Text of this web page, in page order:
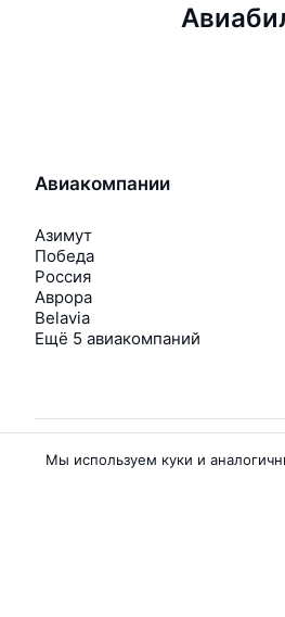
Авиакомпании
Азимут
Победа
Россия
Аврора
Belavia
Ещё 5 авиакомпаний
Мы используем куки и